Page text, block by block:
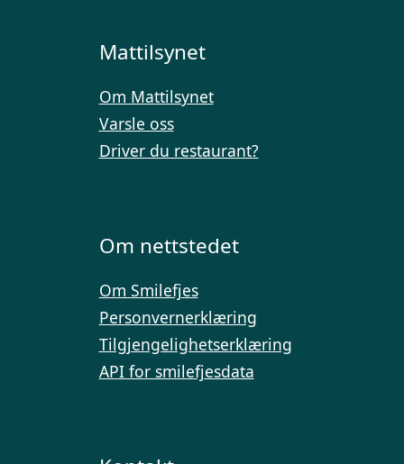
Mattilsynet
Om Mattilsynet
Varsle oss
Driver du restaurant?
Om nettstedet
Om Smilefjes
Personvernerklæring
Tilgjengelighetserklæring
API for smilefjesdata